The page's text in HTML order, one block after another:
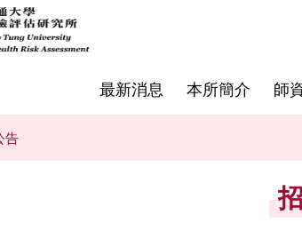
最新消息
公告
本所簡介
簡介
師
合聘教師
文件
資格登載
相關法規
告